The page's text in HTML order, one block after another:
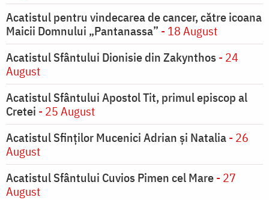
Acatistul pentru vindecarea de cancer, către icoana
Maicii Domnului „Pantanassa” - 18 August
Acatistul Sfântului Dionisie din Zakynthos - 24
August
Acatistul Sfântului Apostol Tit, primul episcop al
Cretei - 25 August
Acatistul Sfinților Mucenici Adrian și Natalia- 26
August
Acatistul Sfântului Cuvios Pimen cel Mare- 27
August